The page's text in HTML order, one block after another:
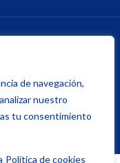
de navegación,
nuestro
tu consentimiento
Política de cookies
Ferrando